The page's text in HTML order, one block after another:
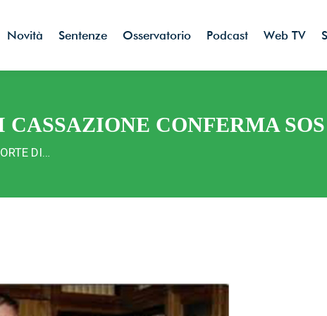
Novità Sentenze Osservatorio Podcast Web TV
CONFERMA
DI…
dal mondo della tutela
valere, insieme, il potere